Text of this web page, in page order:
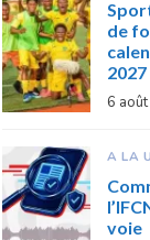
de
2027
6
A LA
voie